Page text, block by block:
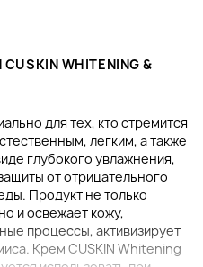
WHITENING &
для тех, кто стремится
легким, а также
глубокого увлажнения,
от отрицательного
Продукт не только
и освежает кожу,
процессы, активизирует
Крем CUSKIN Whitening